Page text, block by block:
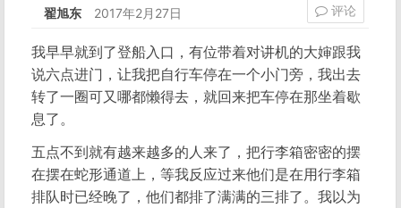
翟旭东 2017年2月27日 评论
我早早就到了登船入口，有位带着对讲机的大婶跟我
说六点进门，让我把自行车停在一个小门旁，我出去
转了一圈可又哪都懒得去，就回来把车停在那坐着歇
息了。
五点不到就有越来越多的人来了，把行李箱密密的摆
在摆在蛇形通道上，等我反应过来他们是在用行李箱
排队时已经晚了，他们都排了满满的三排了。我以为